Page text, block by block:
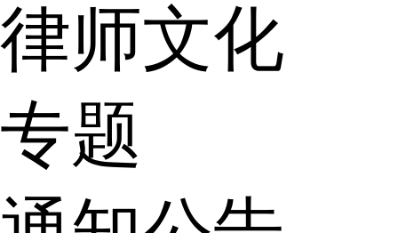
律师文化
专题